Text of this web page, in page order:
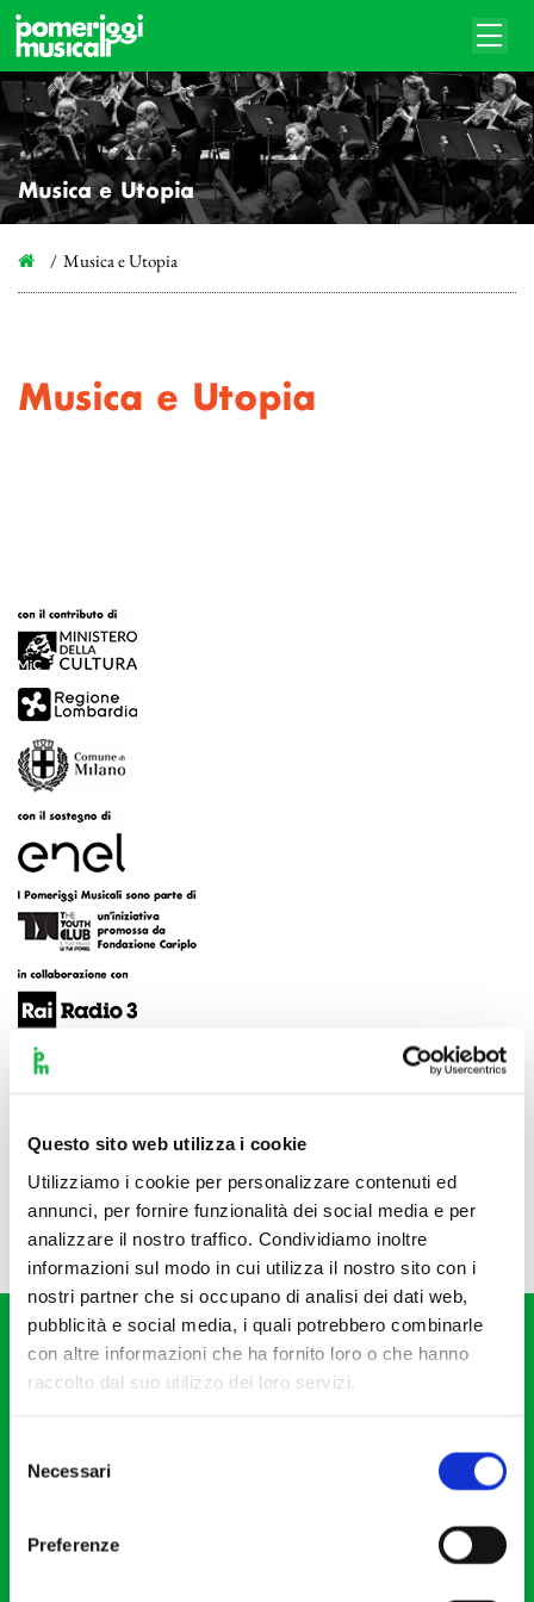
Questo sito web utilizza i cookie
Utilizziamo i cookie per personalizzare contenuti ed
annunci, per fornire funzionalità dei social media e per
analizzare il nostro traffico. Condividiamo inoltre
informazioni sul modo in cui utilizza il nostro sito con i
nostri partner che si occupano di analisi dei dati web,
pubblicità e social media, i quali potrebbero combinarle
con altre informazioni che ha fornito loro o che hanno
raccolto dal suo utilizzo dei loro servizi.
delNecessari
Preferenze
Musica e Utopia
Musica e Utopia
Musica e Utopia
Fondazione I Pomeriggi Musicali
Partita Iva 04410060158